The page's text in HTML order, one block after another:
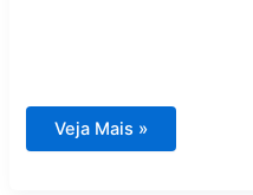
Liebherr
assistência
Veja Mais »